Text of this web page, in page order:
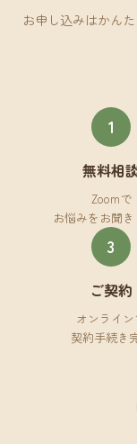
お申し込みはかん
1
無料相
Zoomで
お悩みをお聞
3
ご契約
オンライ
契約手続き